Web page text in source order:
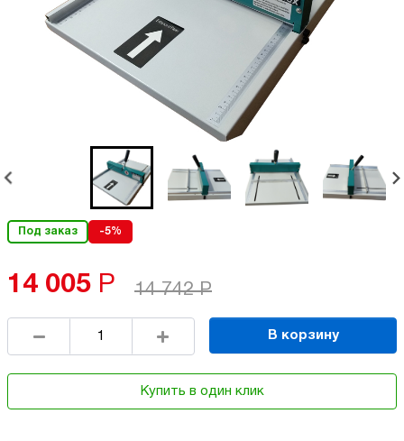
Под заказ -5%
14 005 Р 14 742 Р
В корзину
Купить в один клик